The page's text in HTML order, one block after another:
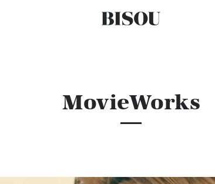
MovieWorks